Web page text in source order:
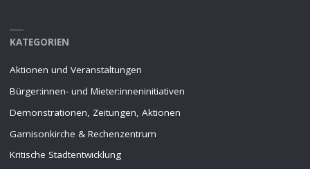
KATEGORIEN
Aktionen und Veranstaltungen
Bürger:innen- und Mieter:inneninitiativen
Demonstrationen, Zeitungen, Aktionen
Garnisonkirche & Rechenzentrum
Kritische Stadtentwicklung